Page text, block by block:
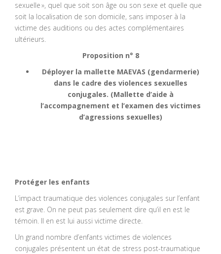
sexuelle », quel que soit son âge ou son sexe et quelle que
soit la localisation de son domicile, sans imposer à la
victime des auditions ou des actes complémentaires
ultérieurs.
Proposition n° 8
Déployer la mallette MAEVAS (gendarmerie)
dans le cadre des violences sexuelles
conjugales. (Mallette d’aide à
l’accompagnement et l’examen des victimes
d’agressions sexuelles)
Protéger les enfants
L’impact traumatique des violences conjugales sur l’enfant
est grave. On ne peut pas seulement dire qu’il en est le
témoin. Il en est lui aussi victime directe.
Un grand nombre d’enfants victimes de violences
conjugales présentent un état de stress post-traumatique